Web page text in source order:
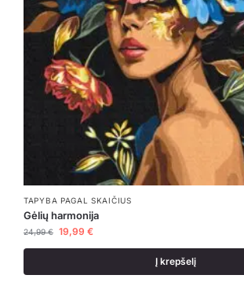
TAPYBA PAGAL SKAIČIUS
Gėlių harmonija
24,99€ 19,99 €
Į krepšelį